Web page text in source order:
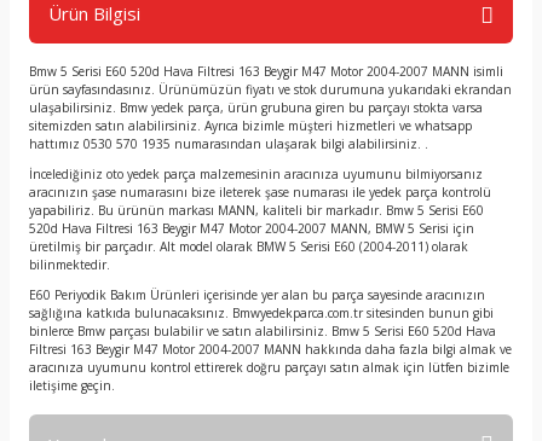
Ürün Bilgisi
Bmw 5 Serisi E60 520d Hava Filtresi 163 Beygir M47 Motor 2004-2007 MANN isimli
ürün sayfasındasınız. Ürünümüzün fiyatı ve stok durumuna yukarıdaki ekrandan
ulaşabilirsiniz. Bmw yedek parça, ürün grubuna giren bu parçayı stokta varsa
sitemizden satın alabilirsiniz. Ayrıca bizimle müşteri hizmetleri ve whatsapp
hattımız 0530 570 1935 numarasından ulaşarak bilgi alabilirsiniz. .
İncelediğiniz oto yedek parça malzemesinin aracınıza uyumunu bilmiyorsanız
aracınızın şase numarasını bize ileterek şase numarası ile yedek parça kontrolü
yapabiliriz. Bu ürünün markası MANN, kaliteli bir markadır. Bmw 5 Serisi E60
520d Hava Filtresi 163 Beygir M47 Motor 2004-2007 MANN, BMW 5 Serisi için
üretilmiş bir parçadır. Alt model olarak BMW 5 Serisi E60 (2004-2011) olarak
bilinmektedir.
E60 Periyodik Bakım Ürünleri içerisinde yer alan bu parça sayesinde aracınızın
sağlığına katkıda bulunacaksınız. Bmwyedekparca.com.tr sitesinden bunun gibi
binlerce Bmw parçası bulabilir ve satın alabilirsiniz. Bmw 5 Serisi E60 520d Hava
Filtresi 163 Beygir M47 Motor 2004-2007 MANN hakkında daha fazla bilgi almak ve
aracınıza uyumunu kontrol ettirerek doğru parçayı satın almak için lütfen bizimle
iletişime geçin.